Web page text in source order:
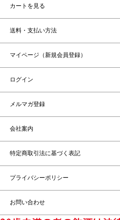
カートを見る
送料・支払い方法
マイページ（新規会員登録）
ログイン
メルマガ登録
会社案内
特定商取引法に基づく表記
プライバシーポリシー
お問い合わせ